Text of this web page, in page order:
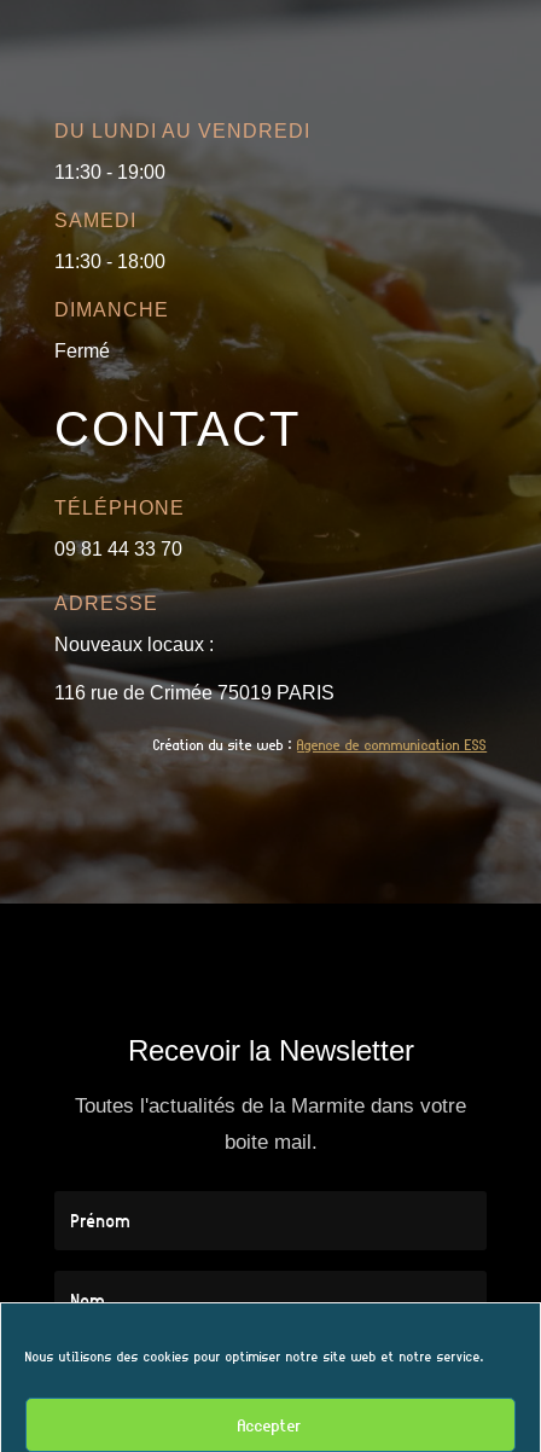
Nous utilisons des cookies pour optimiser notre site web et notre service.
Accepter
DU LUNDI AU VENDREDI
11:30 - 19:00
SAMEDI
11:30 - 18:00
DIMANCHE
Fermé
CONTACT
TÉLÉPHONE
09 81 44 33 70
ADRESSE
Nouveaux locaux :
116 rue de Crimée 75019 PARIS
Création du site web :Agence de communication ESS
Recevoir la Newsletter
Toutes l'actualités de la Marmite dans votre
boite mail.